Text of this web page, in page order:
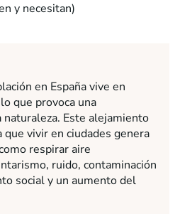
y necesitan)
en España vive en
que provoca una
naturaleza. Este alejamiento
que vivir en ciudades genera
respirar aire
ruido, contaminación
social y un aumento del